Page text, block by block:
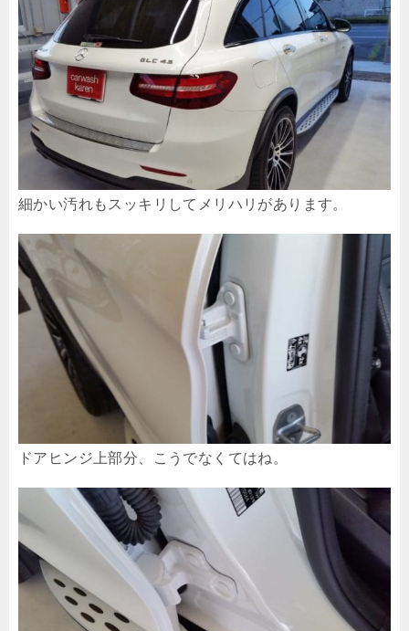
細かい汚れもスッキリしてメリハリがあります。
ドアヒンジ上部分、こうでなくてはね。